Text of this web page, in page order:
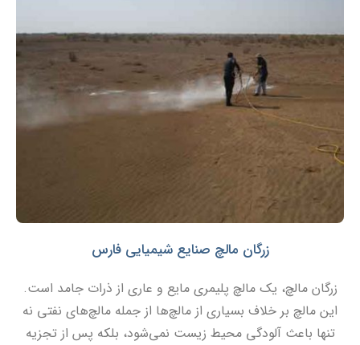
زرگان مالچ صنایع شیمیایی فارس
زرگان مالچ، یک مالچ پلیمری مایع و عاری از ذرات جامد است.
این مالچ بر خلاف بسیاری از مالچ‌ها از جمله مالچ‌های نفتی نه
تنها باعث آلودگی محیط زیست نمی‌شود، بلکه پس از تجزیه